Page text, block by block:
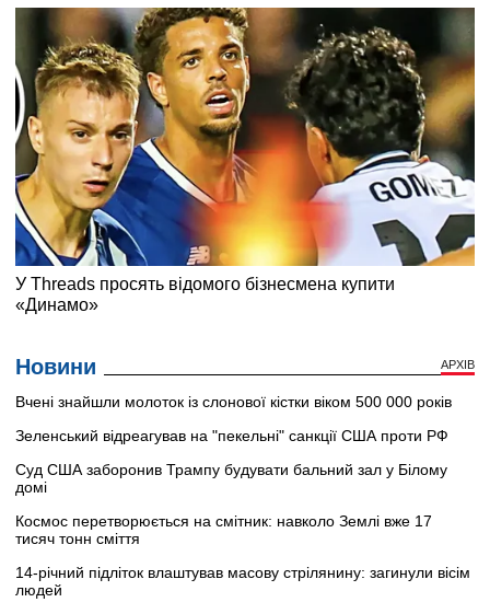
Новини АРХІВ
Вчені знайшли молоток із слонової кістки віком 500 000 років
Зеленський відреагував на "пекельні" санкції США проти РФ
Суд США заборонив Трампу будувати бальний зал у Білому
домі
Космос перетворюється на смітник: навколо Землі вже 17
тисяч тонн сміття
14-річний підліток влаштував масову стрілянину: загинули вісім
людей